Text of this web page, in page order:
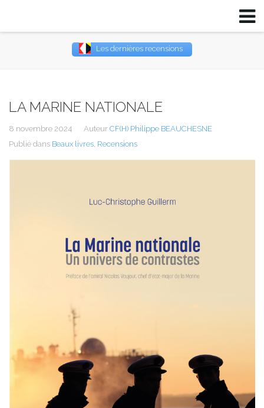
Les dernières recensions
LA MARINE NATIONALE
8 novembre 2024 Auteur CF(H) Philippe BEAUCHESNE
Publié dans Beaux livres Recensions
Remember Me